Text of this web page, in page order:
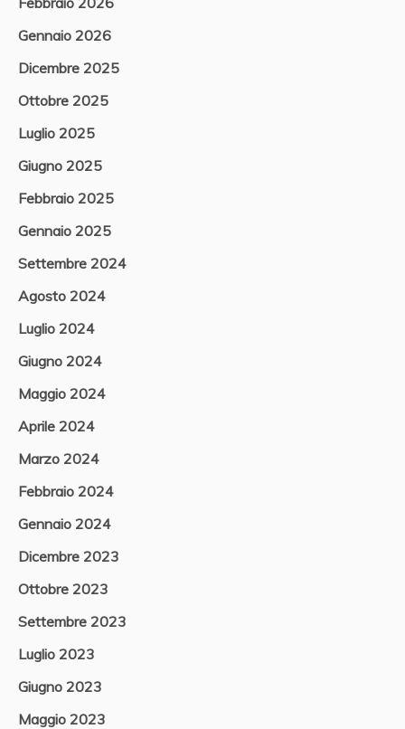
Gennaio 2026
Dicembre 2025
Ottobre 2025
Luglio 2025
Giugno 2025
Febbraio 2025
Gennaio 2025
Settembre 2024
Agosto 2024
Luglio 2024
Giugno 2024
Maggio 2024
Aprile 2024
Marzo 2024
Febbraio 2024
Gennaio 2024
Dicembre 2023
Ottobre 2023
Settembre 2023
Luglio 2023
Giugno 2023
Maggio 2023